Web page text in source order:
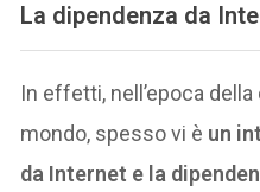
La dipendenza da
In effetti, nell’epoca
mondo, spesso vi è un
da Internet e la